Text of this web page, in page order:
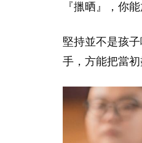
『擸晒』，你
堅持並不是孩
手，方能把當